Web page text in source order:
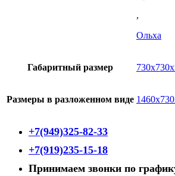
,
Ольха
Габаритный размер
Размеры в разложенном виде
+7(949)325-82-33
+7(919)235-15-18
Принимаем звонки по